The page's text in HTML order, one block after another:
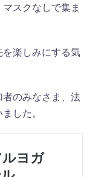
スクなしで集ま
楽しみにする気
のみなさま、法
した。